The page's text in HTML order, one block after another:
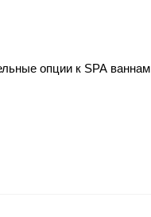
опции к SPA ваннам